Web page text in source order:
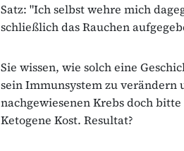
Satz: "Ich selbst wehre mich
schließlich das Rauchen
Sie wissen, wie solch eine
sein Immunsystem zu verändern
nachgewiesenen Krebs doch
Ketogene Kost. Resultat?